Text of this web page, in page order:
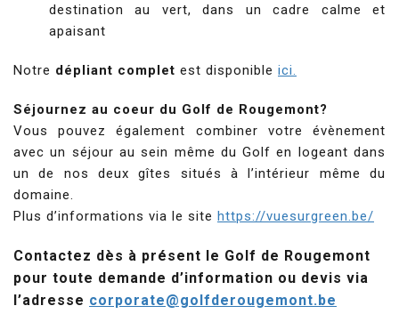
destination au vert, dans un cadre calme et
apaisant
Notre dépliant complet est disponible ici.
Séjournez au coeur du Golf de Rougemont?
Vous pouvez également combiner votre évènement
avec un séjour au sein même du Golf en logeant dans
un de nos deux gîtes situés à l’intérieur même du
domaine.
Plus d’informations via le site https://vuesurgreen.be/
Contactez dès à présent le Golf de Rougemont
pour toute demande d’information ou devis via
l’adresse corporate@golfderougemont.be